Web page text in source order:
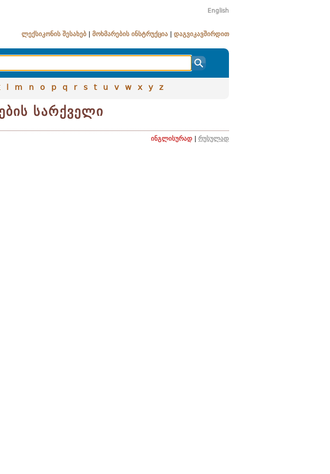
English
ლექსიკონის შესახებ მოხმარების ინსტრუქცია დაგვიკავშირდით
l m n o p q r s t u v w x y z
სარქველი
ინგლისურად
რუსულად